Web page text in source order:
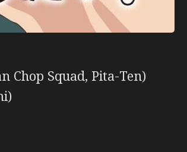
Chop Squad, Pita-Ten)